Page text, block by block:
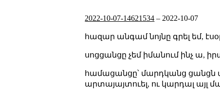
2022-10-07-14621534 – 2022-10-07
հազար անգամ նոյնը գրել եմ,
սոցցանցը չեմ իմանում ինչ ա,
համացանցը՝ մարդկանց ցանցն
արտայայտուել, ու կարդալ այլ